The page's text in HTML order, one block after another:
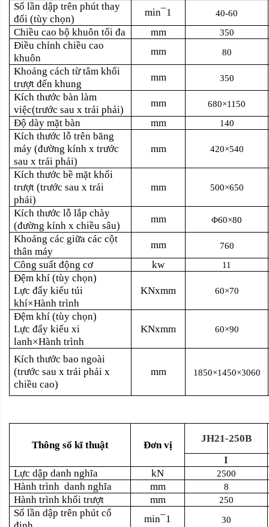
Số lần dập trên phút thay
đổi (tùy chọn)
min¯1 40-60
Chiều cao bộ khuôn tối đa mm 350
Điều chỉnh chiều cao
khuôn
mm 80
Khoảng cách từ tâm khối
trượt đến khung
mm 350
Kích thước bàn làm
việc(trước sau x trái phải)
mm 680×1150
Độ dày mặt bàn mm 140
Kích thước lỗ trên băng
máy (đường kính x trước
sau x trái phải)
mm 420×540
Kích thước bề mặt khối
trượt (trước sau x trái
phải)
mm 500×650
Kích thước lỗ lắp chày
(đường kính x chiều sâu)
mm Φ60×80
Khoảng các giữa các cột
thân máy
mm 760
Công suất động cơ kw 11
Đệm khí (tùy chọn)
Lực đẩy kiểu túi
khí×Hành trình
KNxmm 60×70
Đệm khí (tùy chọn)
Lực đẩy kiểu xi
lanh×Hành trình
KNxmm 60×90
Kích thước bao ngoài
(trước sau x trái phải x
chiều cao)
mm 1850×1450×3060
Thông số kĩ thuật Đơn vị
JH21-250B
I
Lực dập danh nghĩa
kN 2500
Hành trình danh nghĩa mm 8
Hành trình khối trượt mm 250
Số lần dập trên phút cố
min¯1 30